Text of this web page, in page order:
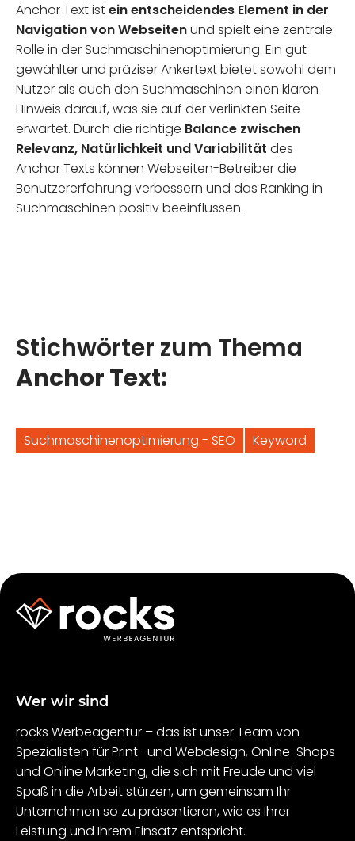
Anchor Text istein entscheidendes Element in der
Navigation von Webseitenund spielt eine zentrale
Rolle in der Suchmaschinenoptimierung. Ein gut
gewählter und präziser Ankertext bietet sowohl dem
Nutzer als auch den Suchmaschinen einen klaren
Hinweis darauf, was sie auf der verlinkten Seite
erwartet. Durch die richtige Balance zwischen
Relevanz, Natürlichkeit und Variabilität des
Anchor Texts können Webseiten-Betreiber die
Benutzererfahrung verbessern und das Ranking in
Suchmaschinen positiv beeinflussen.
Stichwörter zum Thema
Anchor Text:
Suchmaschinenoptimierung - SEO Keyword
Wer wir sind
rocks Werbeagentur – das ist unser Team von
Spezialisten für Print- und Webdesign, Online-Shops
und Online Marketing, die sich mit Freude und viel
Spaß in die Arbeit stürzen, um gemeinsam Ihr
Unternehmen so zu präsentieren, wie es Ihrer
Leistung und Ihrem Einsatz entspricht.